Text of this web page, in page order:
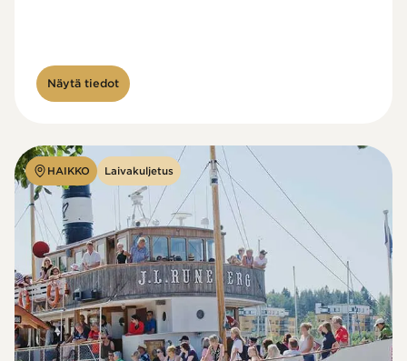
Näytä tiedot
HAIKKO Laivakuljetus